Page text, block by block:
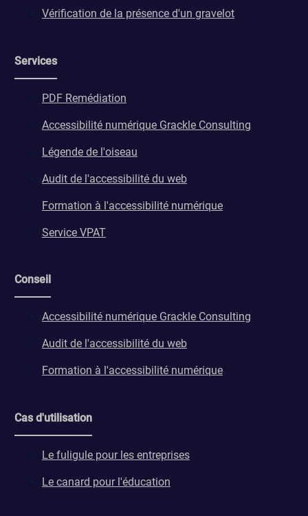
Vérification de la présence d'un gravelot
Services
PDF Remédiation
Accessibilité numérique Grackle Consulting
Légende de l'oiseau
Audit de l'accessibilité du web
Formation à l'accessibilité numérique
Service VPAT
Conseil
Accessibilité numérique Grackle Consulting
Audit de l'accessibilité du web
Formation à l'accessibilité numérique
Cas d'utilisation
Le fuligule pour les entreprises
Le canard pour l'éducation